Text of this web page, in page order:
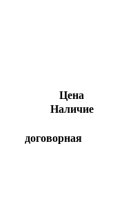
Цена
Наличие
договорная